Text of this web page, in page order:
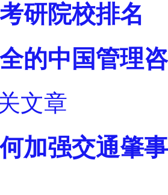
研院校排名
的中国管理
文章
加强交通肇